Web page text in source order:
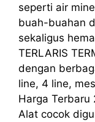
seperti air
buah-buahan
sekaligus
TERLARIS
dengan
line, 4 line,
Harga Terbaru
Alat cocok